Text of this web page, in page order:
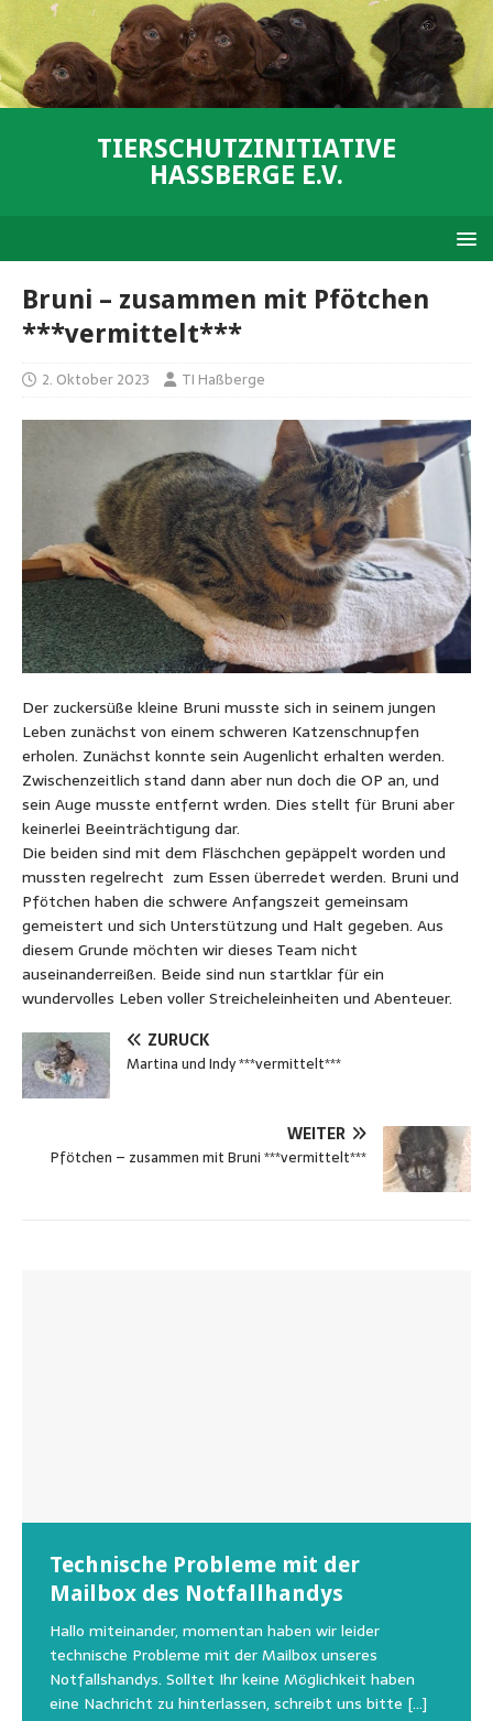
TIERSCHUTZINITIATIVE
HASSBERGE E.V.
Bruni – zusammen mit Pfötchen
***vermittelt***
2. Oktober 2023 TI Haßberge
Der zuckersüße kleine Bruni musste sich in seinem jungen
Leben zunächst von einem schweren Katzenschnupfen
erholen. Zunächst konnte sein Augenlicht erhalten werden.
Zwischenzeitlich stand dann aber nun doch die OP an, und
sein Auge musste entfernt wrden. Dies stellt für Bruni aber
keinerlei Beeinträchtigung dar.
Die beiden sind mit dem Fläschchen gepäppelt worden und
mussten regelrecht zum Essen überredet werden. Bruni und
Pfötchen haben die schwere Anfangszeit gemeinsam
gemeistert und sich Unterstützung und Halt gegeben. Aus
diesem Grunde möchten wir dieses Team nicht
auseinanderreißen. Beide sind nun startklar für ein
wundervolles Leben voller Streicheleinheiten und Abenteuer.
ZURÜCK
Martina und Indy ***vermittelt***
WEITER
Pfötchen – zusammen mit Bruni ***vermittelt***
Technische Probleme mit der
Mailbox des Notfallhandys
Hallo miteinander, momentan haben wir leider
technische Probleme mit der Mailbox unseres
Notfallshandys. Solltet Ihr keine Möglichkeit haben
eine Nachricht zu hinterlassen, schreibt uns bitte […]
Beginn der Wildtierrettung
Aus aktuellem Anlass weisen wir darauf hin, dass die
Tierschutzinitiative Haßberge natürlich, wie auch in
den letzten 20 Jahren, immer noch für alle verwaisten
oder[…]
22.08.2026 Sommerfest im Tierheim
Wir bitten um Verständnis, dass am Tag vom
Sommerfest das Hundehaus zum Schutz unserer Tiere
geschlossen bleibt.Viele unserer Hunde erleben einen
emotionalen Stress bei Begegnung[…]
Wunschzettel unserer Fellnasen
Regelmäßig bekommen wir liebe Anfragen, wie man
uns am Besten unterstützen kann. Natürlich ziehen
die gesteigerten Kosten auch uns so richtig in die Knie
und[…]